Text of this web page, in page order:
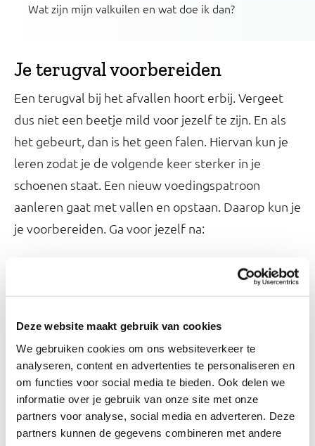
Deze website maakt gebruik van cookies
We gebruiken cookies om ons websiteverkeer te
analyseren, content en advertenties te personaliseren en
om functies voor social media te bieden. Ook delen we
informatie over je gebruik van onze site met onze
partners voor analyse, social media en adverteren. Deze
partners kunnen de gegevens combineren met andere
Wat zijn mijn valkuilen en wat doe ik dan?
Je terugval voorbereiden
Een terugval bij het afvallen hoort erbij. Vergeet
dus niet een beetje mild voor jezelf te zijn. En als
het gebeurt, dan is het geen falen. Hiervan kun je
leren zodat je de volgende keer sterker in je
schoenen staat. Een nieuw voedingspatroon
aanleren gaat met vallen en opstaan. Daarop kun je
je voorbereiden. Ga voor jezelf na:
Wat wil je in die situatie wel doen?
Omgaan met een terugval
Eet je een keer een zak chips of een rol koek, denk
dat niet: nu heb ik het toch al niet goed gedaan,